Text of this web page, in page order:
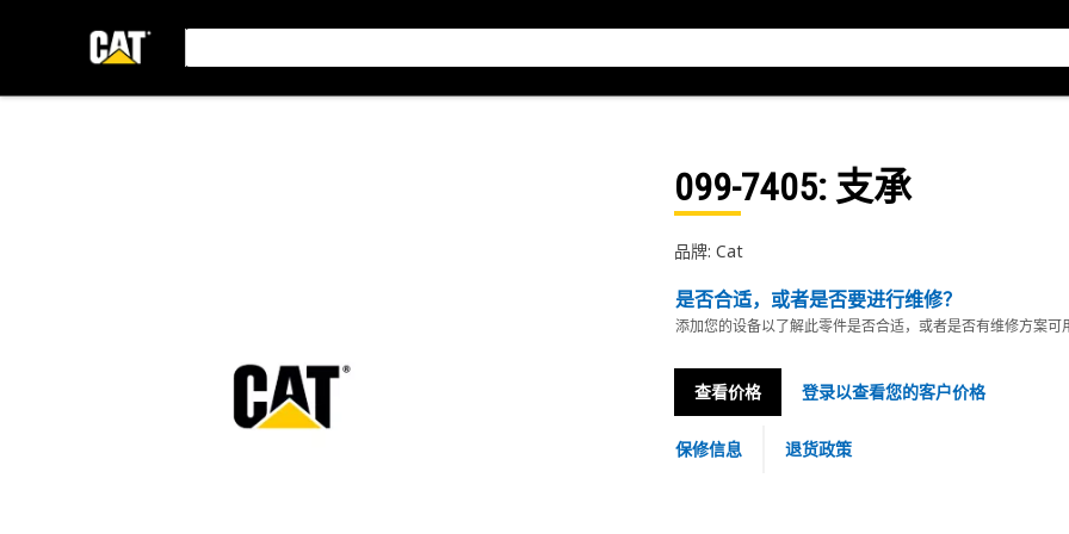
099-7405: 支承
品牌: Cat
是否合适，或者是否要进行维修？
添加您的设备以了解此零件是否合适，或者是否有维修方案可
查看价格 登录以查看您的客户价格
保修信息 退货政策